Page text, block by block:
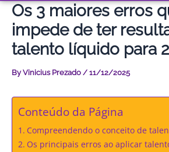
Os 3 maiores erros
impede de ter
talento líquido para
ByVinicius Prezado / 11/12/2025
Conteúdo da Página
Compreendendo o conceito de
Os principais erros ao aplicar